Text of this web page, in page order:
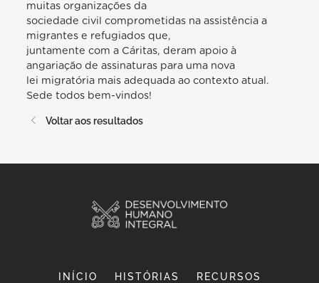
muitas organizações da
sociedade civil comprometidas na assistência a
migrantes e refugiados que,
juntamente com a Cáritas, deram apoio à
angariação de assinaturas para uma nova
lei migratória mais adequada ao contexto atual.
Sede todos bem-vindos!
Voltar aos resultados
INÍCIO HISTÓRIAS RECURSOS